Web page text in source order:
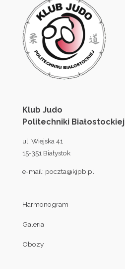
Klub Judo
Politechniki Białostockiej
ul. Wiejska 41
15-351 Białystok
e-mail: poczta@kjpb.pl
Harmonogram
Galeria
Obozy